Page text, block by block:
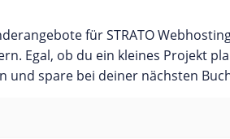
für STRATO
Egal, ob du ein kleines Projekt
und spare bei deiner nächsten